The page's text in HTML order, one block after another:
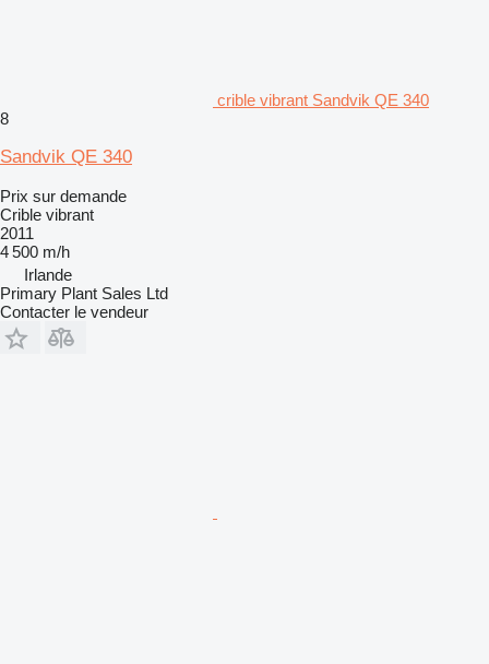
crible vibrant Sandvik QE 340
8
Sandvik QE 340
Prix sur demande
Crible vibrant
2011
4 500 m/h
Irlande
Primary Plant Sales Ltd
Contacter le vendeur